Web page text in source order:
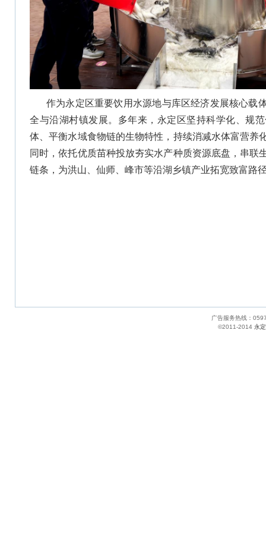
作为永定区重要饮用水源地与库区经济发展核心载
全与沿湖村镇发展。多年来，永定区坚持科学化、规
体、平衡水域食物链的生物特性，持续消减水体富营养
同时，依托优质苗种投放夯实水产种质资源底盘，串联
链条，为洪山、仙师、峰市等沿湖乡镇产业拓宽致富路
广告服务热线：
©2011-2014 永